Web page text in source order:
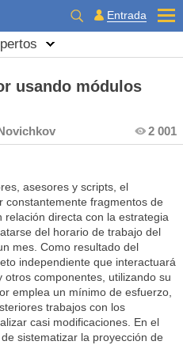
Entrada
usando módulos
2 001
asesores y scripts, el
constantemente fragmentos de
directa con la estrategia
del horario de trabajo del
mes. Como resultado del
independiente que interactuará
componentes, utilizando su
emplea un mínimo de esfuerzo,
trabajos con los
casi modificaciones. En el
sistematizar la proyección de